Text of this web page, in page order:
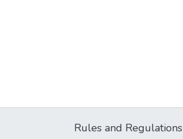
Rules and Regulations